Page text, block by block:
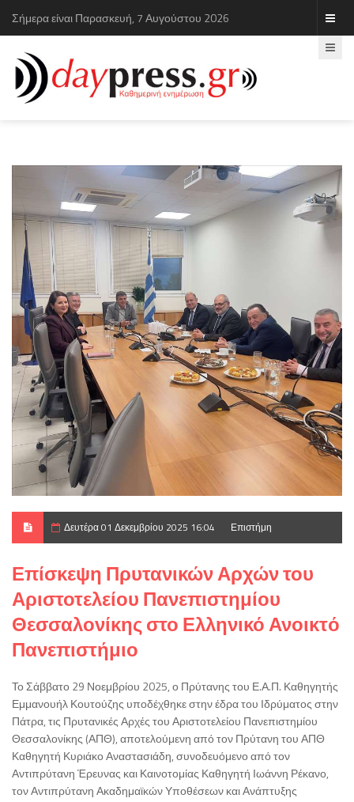
Σήμερα είναι Παρασκευή, 7 Αυγούστου 2026
Δευτέρα 01 Δεκεμβρίου 2025 16:04 Επιστήμη
Επίσκεψη Πρυτανικών Αρχών του
Αριστοτελείου Πανεπιστημίου
Θεσσαλονίκης στο Ελληνικό Ανοικτό
Πανεπιστήμιο
Το Σάββατο 29 Νοεμβρίου 2025, ο Πρύτανης του Ε.Α.Π. Καθηγητής
Εμμανουήλ Κουτούζης υποδέχθηκε στην έδρα του Ιδρύματος στην
Πάτρα, τις Πρυτανικές Αρχές του Αριστοτελείου Πανεπιστημίου
Θεσσαλονίκης (ΑΠΘ), αποτελούμενη από τον Πρύτανη του ΑΠΘ
Καθηγητή Κυριάκο Αναστασιάδη, συνοδευόμενο από τον
Αντιπρύτανη Έρευνας και Καινοτομίας Καθηγητή Ιωάννη Ρέκανο,
τον Αντιπρύτανη Ακαδημαϊκών Υποθέσεων και Ανάπτυξης